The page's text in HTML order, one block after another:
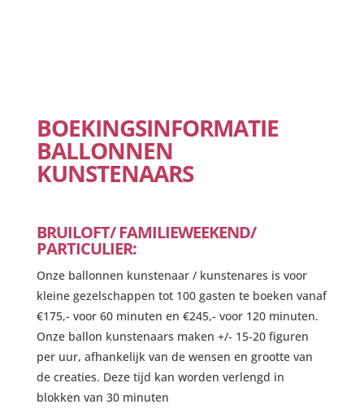
BOEKINGSINFORMATIE
BALLONNEN
KUNSTENAARS
BRUILOFT/ FAMILIEWEEKEND/
PARTICULIER:
Onze ballonnen kunstenaar / kunstenares is voor
kleine gezelschappen tot 100 gasten te boeken vanaf
€175,- voor 60 minuten en €245,- voor 120 minuten.
Onze ballon kunstenaars maken +/- 15-20 figuren
per uur, afhankelijk van de wensen en grootte van
de creaties. Deze tijd kan worden verlengd in
blokken van 30 minuten